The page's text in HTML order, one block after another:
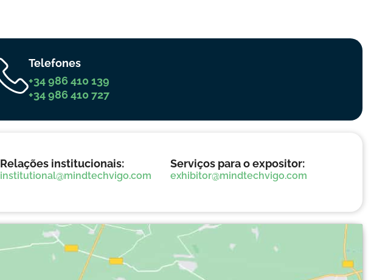
Telefones
+34 986 410 139
+34 986 410 727
Relações institucionais:
institutional@mindtechvigo.com
Serviços para o expositor:
exhibitor@mindtechvigo.com